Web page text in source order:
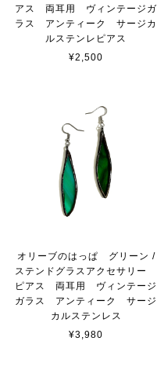
アス 両耳用 ヴィンテージガ
ラス アンティーク サージカ
ルステンレピアス
¥2,500
オリーブのはっぱ グリーン /
ステンドグラスアクセサリー
ピアス 両耳用 ヴィンテージ
ガラス アンティーク サージ
カルステンレス
¥3,980